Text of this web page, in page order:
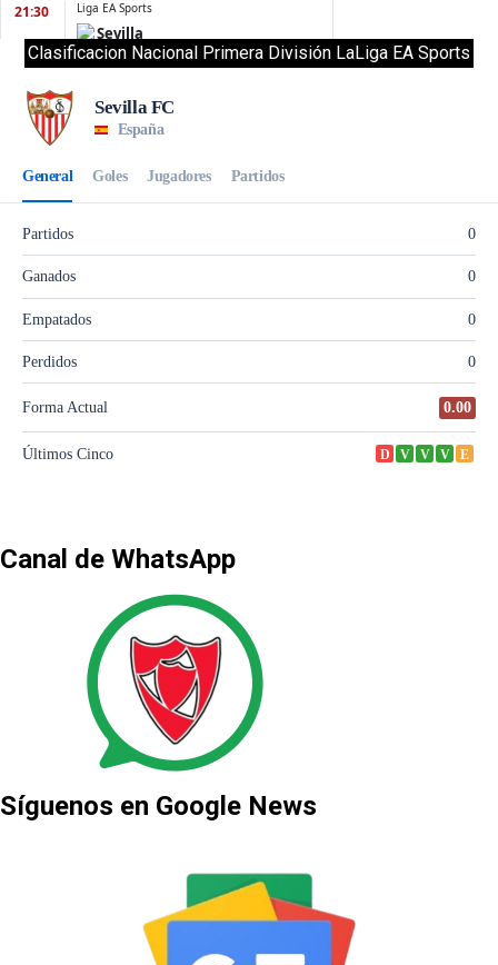
Clasificacion Nacional Primera División LaLiga EA Sports
Canal de WhatsApp
Síguenos en Google News